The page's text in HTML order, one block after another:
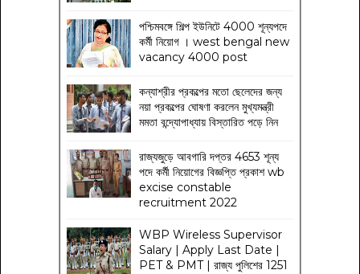
পশ্চিমবঙ্গে শিল্প ইউনিটে 4000 শূন্যপদে
কর্মী নিয়োগ । west bengal new
vacancy 4000 post
কন্যাশ্রীর প্রকল্পের মতো ছেলেদের জন্য
নয়া প্রকল্পের ঘোষণা করলেন মুখ্যমন্ত্রী
মমতা বন্দ্যোপাধ্যায় বিস্তারিত পড়ে নিন
রাজ্যজুড়ে আবগারি দপ্তর 4653 শূন্য
পদে কর্মী নিয়োগের বিজ্ঞপ্তি প্রকাশ wb
excise constable
recruitment 2022
WBP Wireless Supervisor
Salary | Apply Last Date |
PET & PMT | রাজ্য পুলিশের 1251